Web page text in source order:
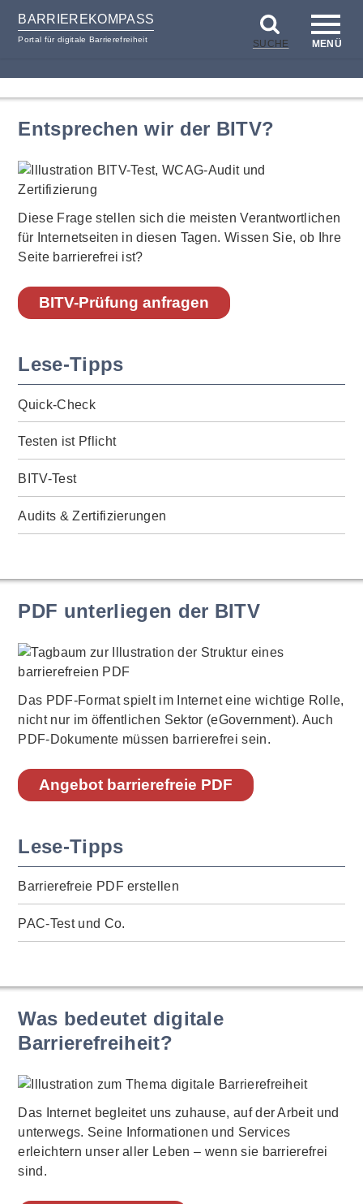
BARRIEREKOMPASS
Portal für digitale Barrierefreiheit SUCHE MENÜ
Entsprechen wir der BITV?
Diese Frage stellen sich die meisten Verantwortlichen
für Internetseiten in diesen Tagen. Wissen Sie, ob Ihre
Seite barrierefrei ist?
BITV-Prüfung anfragen
Lese-Tipps
Quick-Check
Testen ist Pflicht
BITV-Test
Audits & Zertifizierungen
PDF unterliegen der BITV
Das PDF-Format spielt im Internet eine wichtige Rolle,
nicht nur im öffentlichen Sektor (eGovernment). Auch
PDF-Dokumente müssen barrierefrei sein.
Angebot barrierefreie PDF
Lese-Tipps
Barrierefreie PDF erstellen
PAC-Test und Co.
Was bedeutet digitale
Barrierefreiheit?
Das Internet begleitet uns zuhause, auf der Arbeit und
unterwegs. Seine Informationen und Services
erleichtern unser aller Leben – wenn sie barrierefrei
sind.